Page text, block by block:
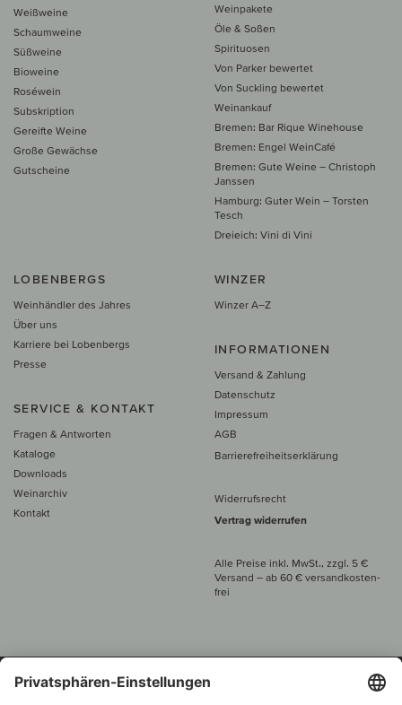
Weißweine
Schaumweine
Süßweine
Bioweine
Roséwein
Subskription
Gereifte Weine
Große Gewächse
Gutscheine
Weinpakete
Öle & Soßen
Spirituosen
Von Parker bewertet
Von Suckling bewertet
Weinankauf
Bremen: Bar Rique Winehouse
Bremen: Engel WeinCafé
Bremen: Gute Weine – Christoph
Janssen
Hamburg: Guter Wein – Torsten
Tesch
Dreieich: Vini di Vini
LOBENBERGS
Weinhändler des Jahres
Über uns
Karriere bei Lobenbergs
Presse
SERVICE & KONTAKT
Fragen & Antworten
Kataloge
Downloads
Weinarchiv
Kontakt
WINZER
Winzer A–Z
INFORMATIONEN
Versand & Zahlung
Datenschutz
Impressum
AGB
Barrierefreiheitserklärung
Widerrufsrecht
Vertrag widerrufen
Alle Preise inkl. MwSt., zzgl. 5 €
Versand – ab 60 € versand­kosten­
frei